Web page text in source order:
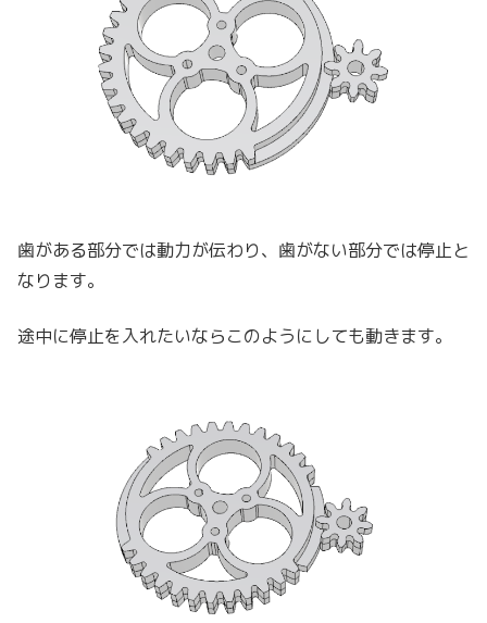
歯がある部分では動力が伝わり、歯がない部分では停止と
なります。
途中に停止を入れたいならこのようにしても動きます。